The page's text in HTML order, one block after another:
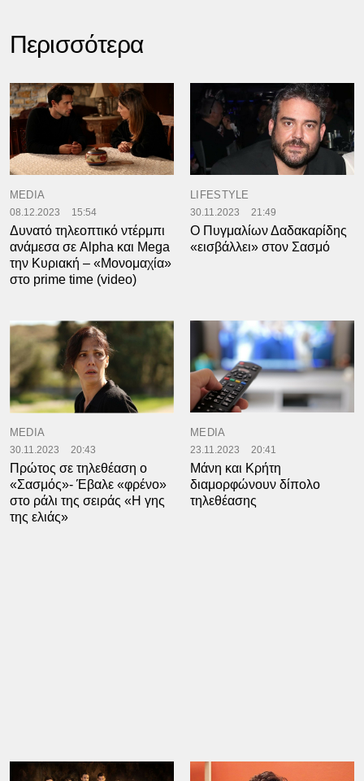
Περισσότερα
MEDIA
08.12.2023 15:54
Δυνατό τηλεοπτικό ντέρμπι
ανάμεσα σε Alpha και Mega
την Κυριακή – «Μονομαχία»
στο prime time (video)
LIFESTYLE
30.11.2023 21:49
Ο Πυγμαλίων Δαδακαρίδης
«εισβάλλει» στον Σασμό
MEDIA
30.11.2023 20:43
Πρώτος σε τηλεθέαση ο
«Σασμός»- Έβαλε «φρένο»
στο ράλι της σειράς «Η γης
της ελιάς»
MEDIA
23.11.2023 20:41
Μάνη και Κρήτη
διαμορφώνουν δίπολο
τηλεθέασης